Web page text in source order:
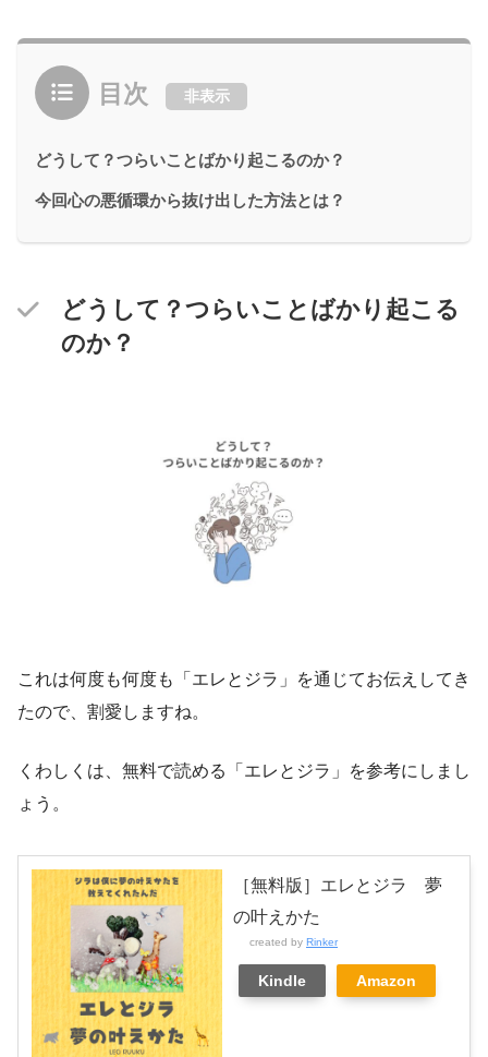
目次 非表示
どうして？つらいことばかり起こるのか？
今回心の悪循環から抜け出した方法とは？
どうして？つらいことばかり起こる
のか？
これは何度も何度も「エレとジラ」を通じてお伝えしてき
たので、割愛しますね。
くわしくは、無料で読める「エレとジラ」を参考にしまし
ょう。
［無料版］エレとジラ 夢
の叶えかた
created by Rinker
Kindle Amazon